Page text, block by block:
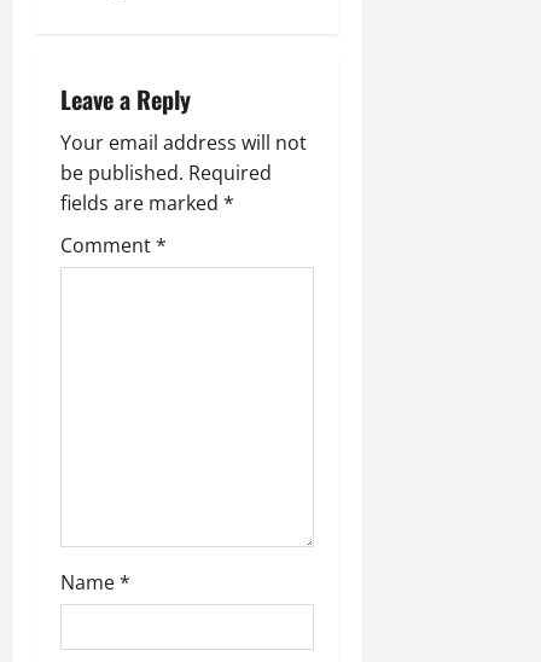
t
i
o
n
Leave a Reply
Your email address will not
be published. Required
fields are marked *
Comment*
Name*